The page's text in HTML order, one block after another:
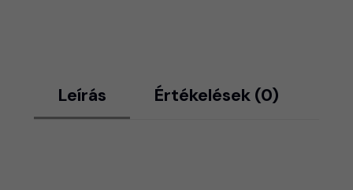
Leírás Értékelések (0)